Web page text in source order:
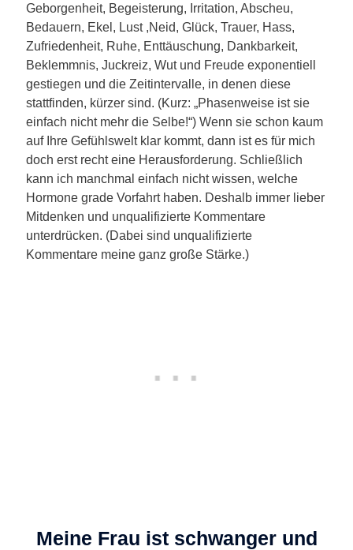
Geborgenheit, Begeisterung, Irritation, Abscheu,
Bedauern, Ekel, Lust ,Neid, Glück, Trauer, Hass,
Zufriedenheit, Ruhe, Enttäuschung, Dankbarkeit,
Beklemmnis, Juckreiz, Wut und Freude exponentiell
gestiegen und die Zeitintervalle, in denen diese
stattfinden, kürzer sind. (Kurz: „Phasenweise ist sie
einfach nicht mehr die Selbe!“) Wenn sie schon kaum
auf Ihre Gefühlswelt klar kommt, dann ist es für mich
doch erst recht eine Herausforderung. Schließlich
kann ich manchmal einfach nicht wissen, welche
Hormone grade Vorfahrt haben. Deshalb immer lieber
Mitdenken und unqualifizierte Kommentare
unterdrücken. (Dabei sind unqualifizierte
Kommentare meine ganz große Stärke.)
Meine Frau ist schwanger und